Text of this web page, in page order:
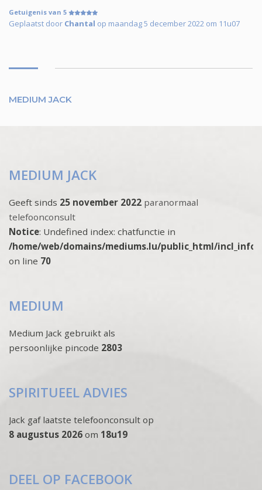
Getuigenis van 5
Geplaatst door Chantal op maandag 5 december 2022 om 11u07
MEDIUM JACK
MEDIUM JACK
Geeft sinds 25 november 2022 paranormaal
telefoonconsult
Notice: Undefined index: chatfunctie in
/home/web/domains/mediums.lu/public_html/
on line 70
MEDIUM
Medium Jack gebruikt als
persoonlijke pincode 2803
SPIRITUEEL ADVIES
Jack gaf laatste telefoonconsult op
8 augustus 2026 om 18u19
DEEL OP FACEBOOK